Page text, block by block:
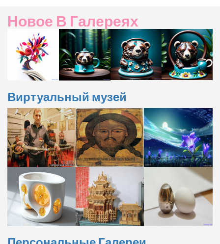
Новое В Галереях
Виртуальный музей